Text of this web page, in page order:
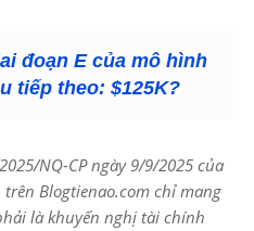
đoạn E của mô hình
tiếp theo: $125K?
NQ-CP ngày 9/9/2025 của
Blogtienao.com chỉ mang
là khuyến nghị tài chính